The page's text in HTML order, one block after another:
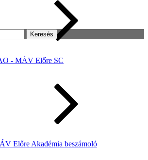
- MÁV Előre SC
Előre Akadémia beszámoló